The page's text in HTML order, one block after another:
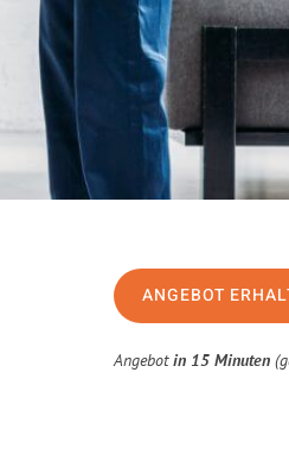
ANGEBOT
Angebotin 15 Minuten